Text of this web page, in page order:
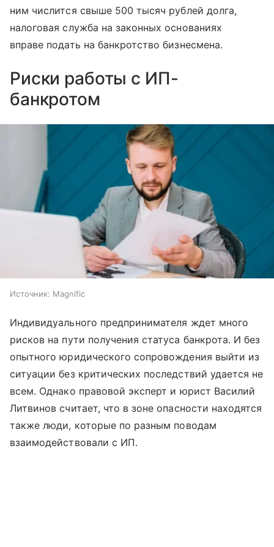
ним числится свыше 500 тысяч рублей долга,
налоговая служба на законных основаниях
вправе подать на банкротство бизнесмена.
Риски работы с ИП-
банкротом
Источник: Magnific
Индивидуального предпринимателя ждет много
рисков на пути получения статуса банкрота. И без
опытного юридического сопровождения выйти из
ситуации без критических последствий удается не
всем. Однако правовой эксперт и юрист Василий
Литвинов считает, что в зоне опасности находятся
также люди, которые по разным поводам
взаимодействовали с ИП.